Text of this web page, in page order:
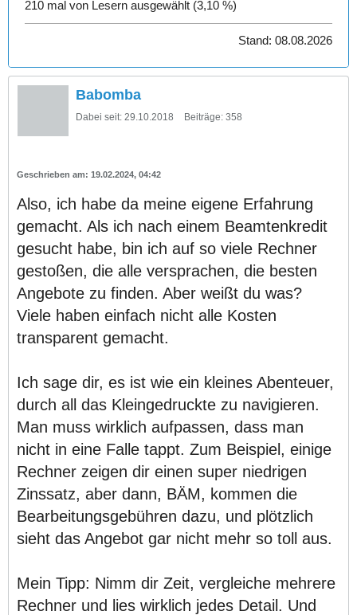
210 mal von Lesern ausgewählt (3,10 %)
Stand: 08.08.2026
Babomba
Dabei seit: 29.10.2018 Beiträge: 358
19.02.2024, 04:42
Also, ich habe da meine eigene Erfahrung
gemacht. Als ich nach einem Beamtenkredit
gesucht habe, bin ich auf so viele Rechner
gestoßen, die alle versprachen, die besten
Angebote zu finden. Aber weißt du was?
Viele haben einfach nicht alle Kosten
transparent gemacht.
Ich sage dir, es ist wie ein kleines Abenteuer,
durch all das Kleingedruckte zu navigieren.
Man muss wirklich aufpassen, dass man
nicht in eine Falle tappt. Zum Beispiel, einige
Rechner zeigen dir einen super niedrigen
Zinssatz, aber dann, BÄM, kommen die
Bearbeitungsgebühren dazu, und plötzlich
sieht das Angebot gar nicht mehr so toll aus.
Mein Tipp: Nimm dir Zeit, vergleiche mehrere
Rechner und lies wirklich jedes Detail. Und